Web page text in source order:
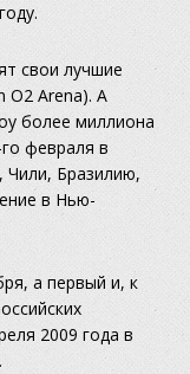
свои лучшие
O2 Arena). А
более миллиона
февраля в
Чили, Бразилию,
в Нью-
а первый и, к
2009 года в